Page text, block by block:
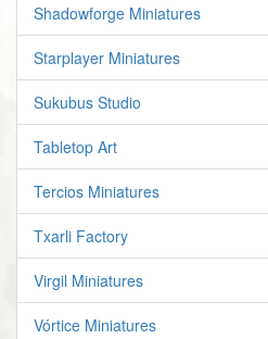
Shadowforge Miniatures
Starplayer Miniatures
Sukubus Studio
Tabletop Art
Tercios Miniatures
Txarli Factory
Virgil Miniatures
Vórtice Miniatures